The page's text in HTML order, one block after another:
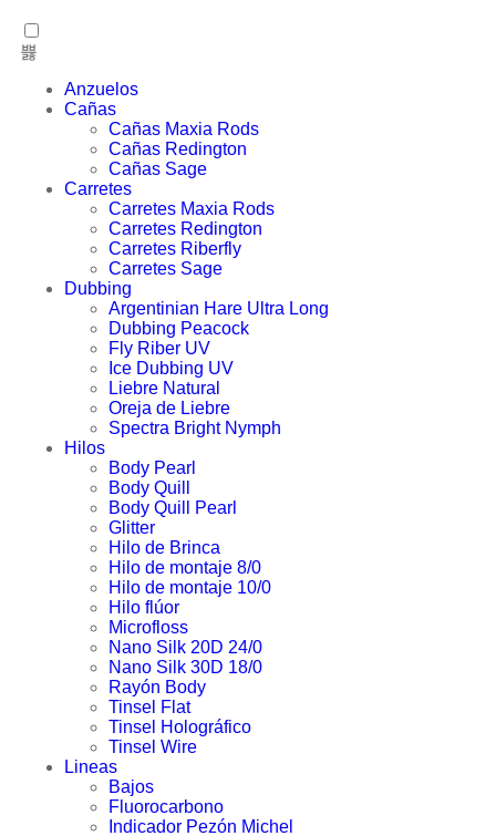
Anzuelos
Cañas
Cañas Maxia Rods
Cañas Redington
Cañas Sage
Carretes
Carretes Maxia Rods
Carretes Redington
Carretes Riberfly
Carretes Sage
Dubbing
Argentinian Hare Ultra Long
Dubbing Peacock
Fly Riber UV
Ice Dubbing UV
Liebre Natural
Oreja de Liebre
Spectra Bright Nymph
Hilos
Body Pearl
Body Quill
Body Quill Pearl
Glitter
Hilo de Brinca
Hilo de montaje 8/0
Hilo de montaje 10/0
Hilo flúor
Microfloss
Nano Silk 20D 24/0
Nano Silk 30D 18/0
Rayón Body
Tinsel Flat
Tinsel Holográfico
Tinsel Wire
Lineas
Bajos
Fluorocarbono
Indicador Pezón Michel